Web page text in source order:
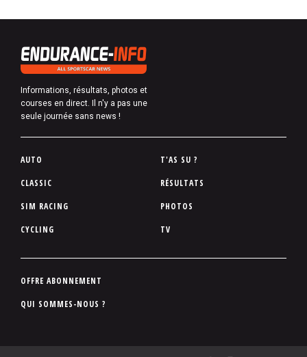
Informations, résultats, photos et
courses en direct. Il n'y a pas une
seule journée sans news !
P
d
d
p
e
AUTO
CLASSIC
SIM RACING
CYCLING
T'AS SU ?
RÉSULTATS
PHOTOS
TV
P
d
OFFRE ABONNEMENT
QUI SOMMES-NOUS ?